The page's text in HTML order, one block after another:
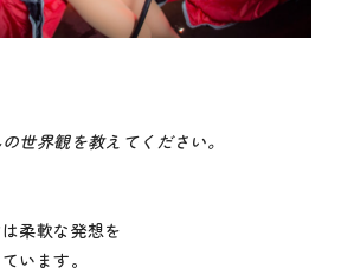
界観を教えてください。
柔軟な発想を
います。